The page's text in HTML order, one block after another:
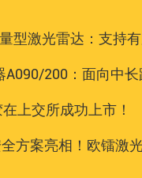
型激光雷达：支持
200：面向中长距
上交所成功上市！
！欧镭激光携SIL 2认证安